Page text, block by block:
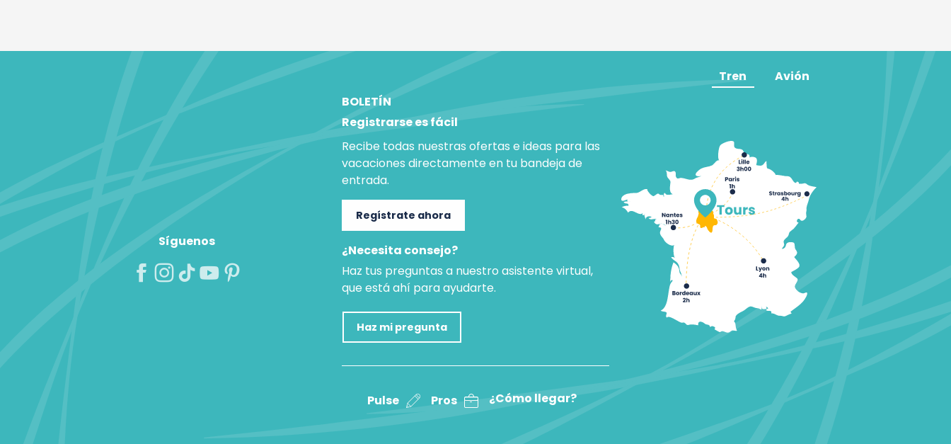
Síguenos
BOLETÍN
Registrarse es fácil
Recibe todas nuestras ofertas e ideas para las
vacaciones directamente en tu bandeja de
entrada.
Regístrate ahora
¿Necesita consejo?
Haz tus preguntas a nuestro asistente virtual,
que está ahí para ayudarte.
Haz mi pregunta
Pulse Pros ¿Cómo llegar?
Tren Avión